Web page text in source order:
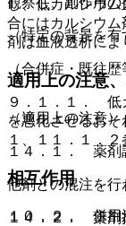
し、低カルシウ
合にはカルシウ
剤は血液透析によ
適用上の注意
（適用上の注意）
１４．１． 薬剤
他剤との混注を行
１４．２． 薬剤
（特定の背景を有
（合併症・既往
９．１．１． 低
を悪化させるおそ
１、１１．１．２
相互作用
１０．２． 併用